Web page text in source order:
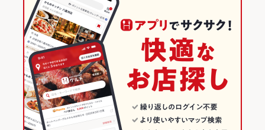
太田川駅 × 創作
焼き鳥・鶏料理
愛知県その他 × 和食
愛知県その他 × 焼き鳥・鶏料理
東海市 × 焼き鳥・鶏料理
愛知 × 居酒屋
愛知 × 創作
愛知 × 和食
愛知の居酒屋ランキング
愛知県その他のグルメランキング
愛知県その他の居酒屋ランキング
東海市のグルメランキング
東海市の居酒屋ランキング